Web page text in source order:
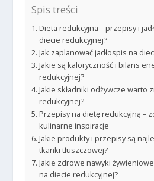
Spis treści
Dieta redukcyjna – przepisy i
diecie redukcyjnej?
Jak zaplanować jadłospis na
Jakie są kaloryczność i bilans
redukcyjnej?
Jakie składniki odżywcze warto
redukcyjnej?
Przepisy na dietę redukcyjną –
kulinarne inspiracje
Jakie produkty i przepisy są
tkanki tłuszczowej?
Jakie zdrowe nawyki
na diecie redukcyjnej?